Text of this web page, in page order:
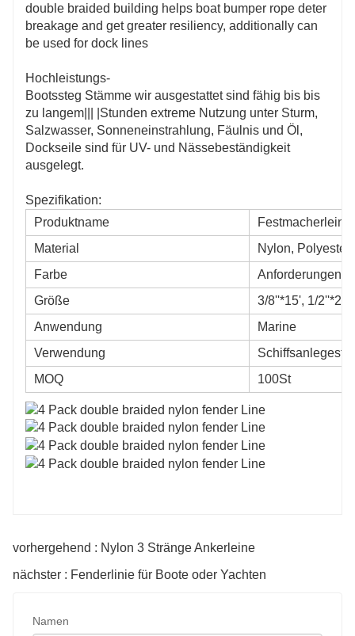
double braided building helps boat bumper rope deter
breakage and get greater resiliency, additionally can
be used for dock lines
Hochleistungs-
Bootssteg Stämme wir ausgestattet sind fähig bis bis
zu langem||| |Stunden extreme Nutzung unter Sturm,
Salzwasser, Sonneneinstrahlung, Fäulnis und Öl,
Dockseile sind für UV- und Nässebeständigkeit
ausgelegt.
Spezifikation:
Produktname
Material
Nylon, Polyester
Farbe
Anforderungen
Größe
3/8''*15', 1/
Anwendung
Marine
Verwendung
MOQ
100St
vorhergehend : Nylon 3 Stränge Ankerleine
nächster : Fenderlinie für Boote oder Yachten
Namen